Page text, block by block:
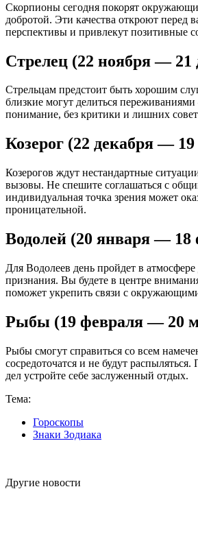
Скорпионы сегодня покорят
добротой. Эти качества откроют перед
перспективы и привлекут позитивные
Стрелец (22 ноября — 21
Стрельцам предстоит быть хорошим
близкие могут делиться
понимание, без критики и лишних
Козерог (22 декабря —
Козерогов ждут нестандартные
вызовы. Не спешите соглашаться с
индивидуальная точка зрения может
проницательной.
Водолей (20 января — 18
Для Водолеев день пройдет в
признания. Вы будете в центре
поможет укрепить связи с
Рыбы (19 февраля — 20
Рыбы смогут справиться со всем
сосредоточатся и не будут
дел устройте себе заслуженный отдых.
Тема:
Гороскопы
Знаки Зодиака
Другие новости